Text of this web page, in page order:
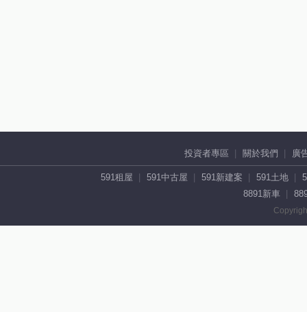
投資者專區 關於我們 廣
591租屋 591中古屋 591新建案 591土地
8891新車